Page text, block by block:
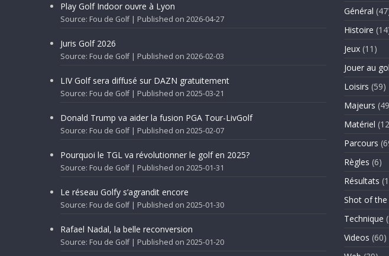
Play Golf Indoor ouvre à Lyon
Source: Fou de Golf Published on 2026-04-27
Juris Golf 2026
Source: Fou de Golf Published on 2026-02-03
LIV Golf sera diffusé sur DAZN gratuitement
Source: Fou de Golf Published on 2025-03-21
Donald Trump va aider la fusion PGA Tour-LivGolf
Source: Fou de Golf Published on 2025-02-07
Pourquoi le TGL va révolutionner le golf en 2025?
Source: Fou de Golf Published on 2025-01-31
Le réseau Golfy s’agrandit encore
Source: Fou de Golf Published on 2025-01-30
Rafael Nadal, la belle reconversion
Source: Fou de Golf Published on 2025-01-20
Général
Histoire
Jeux (11)
Jouer au
Loisirs (59)
Majeurs
Matériel
Parcours
Règles (6)
Résultats
Shot of the
Technique
Videos (60)